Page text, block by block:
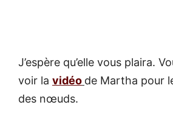
J’espère qu’elle vous plaira.
voir la vidéo de Martha pour
des nœuds.